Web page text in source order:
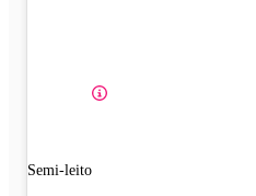
Semi-leito